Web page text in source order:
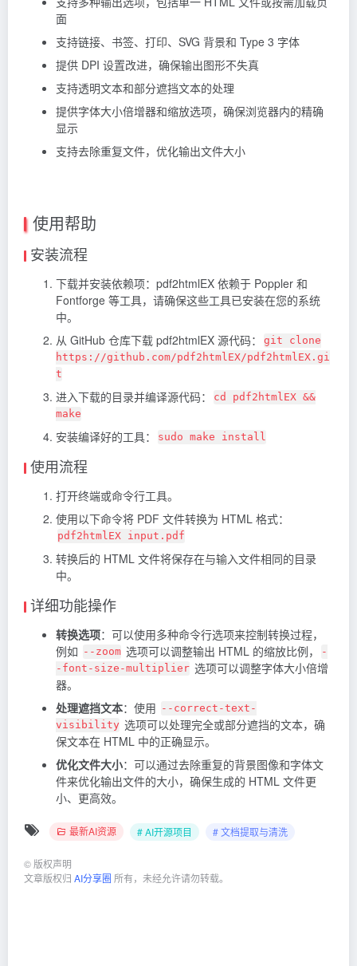
面
支持链接、书签、打印、SVG 背景和 Type 3 字体
提供 DPI 设置改进，确保输出图形不失真
支持透明文本和部分遮挡文本的处理
提供字体大小倍增器和缩放选项，确保浏览器内的精确
显示
支持去除重复文件，优化输出文件大小
使用帮助
安装流程
下载并安装依赖项：pdf2htmlEX 依赖于 Poppler 和
Fontforge 等工具，请确保这些工具已安装在您的系统
中。
从 GitHub 仓库下载 pdf2htmlEX 源代码：
git clone
https://github.com/pdf2htmlEX/pdf2htmlEX.gi
t
进入下载的目录并编译源代码：
cd pdf2htmlEX &&
make
安装编译好的工具： sudo make install
使用流程
打开终端或命令行工具。
使用以下命令将 PDF 文件转换为 HTML 格式：
pdf2htmlEX input.pdf
转换后的 HTML 文件将保存在与输入文件相同的目录
中。
详细功能操作
转换选项：可以使用多种命令行选项来控制转换过程，
例如 --zoom 选项可以调整输出 HTML 的缩放比例，
-
-font-size-multiplier 选项可以调整字体大小倍增
器。
处理遮挡文本：使用 --correct-text-
visibility 选项可以处理完全或部分遮挡的文本，确
保文本在 HTML 中的正确显示。
优化文件大小：可以通过去除重复的背景图像和字体文
件来优化输出文件的大小，确保生成的 HTML 文件更
小、更高效。
最新AI资源 # AI开源项目 # 文档提取与清洗
© 版权声明
文章版权归 AI分享圈 所有，未经允许请勿转载。